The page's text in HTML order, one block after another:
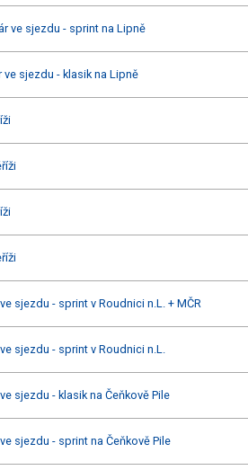
ve sjezdu - sprint na Lipně
ve sjezdu - klasik na Lipně
sjezdu - sprint v Roudnici n.L. + MČR
sjezdu - sprint v Roudnici n.L.
sjezdu - klasik na Čeňkově Pile
sjezdu - sprint na Čeňkově Pile